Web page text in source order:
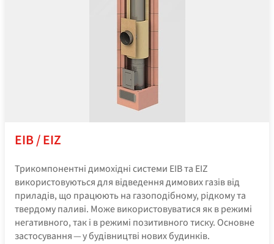
EIB / EIZ
Трикомпонентні димохідні системи EIB та EIZ
використовуються для відведення димових газів від
приладів, що працюють на газоподібному, рідкому та
твердому паливі. Може використовуватися як в режимі
негативного, так і в режимі позитивного тиску. Основне
застосування — у будівництві нових будинків.